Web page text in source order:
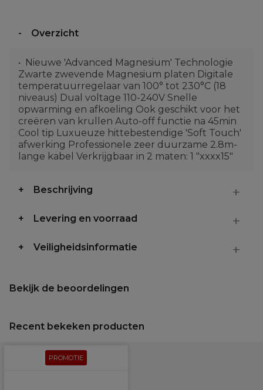
Overzicht
Nieuwe 'Advanced Magnesium' Technologie
Zwarte zwevende Magnesium platen Digitale
temperatuurregelaar van 100° tot 230°C (18
niveaus) Dual voltage 110-240V Snelle
opwarming en afkoeling Ook geschikt voor het
creëren van krullen Auto-off functie na 45min
Cool tip Luxueuze hittebestendige 'Soft Touch'
afwerking Professionele zeer duurzame 2.8m-
lange kabel Verkrijgbaar in 2 maten: 1 "xxxx15"
Beschrijving
Levering en voorraad
Veiligheidsinformatie
Bekijk de beoordelingen
Recent bekeken producten
PROMOTIE